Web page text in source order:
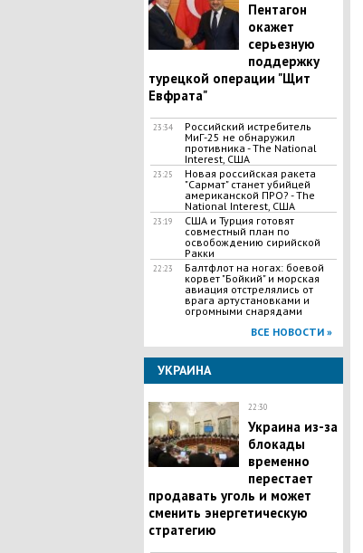
Пентагон
окажет
серьезную
поддержку
турецкой операции "Щит
Евфрата"
23:34
Российский истребитель
МиГ-25 не обнаружил
противника - The National
Interest, США
23:25
Новая российская ракета
"Сармат" станет убийцей
американской ПРО? - The
National Interest, США
23:19
США и Турция готовят
совместный план по
освобождению сирийской
Ракки
22:23
Балтфлот на ногах: боевой
корвет "Бойкий" и морская
авиация отстрелялись от
врага артустановками и
огромными снарядами
ВСЕ НОВОСТИ »
УКРАИНА
22:30
Украина из-за
блокады
временно
перестает
продавать уголь и может
сменить энергетическую
стратегию